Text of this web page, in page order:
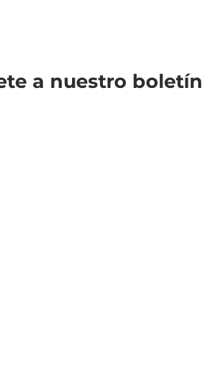
a nuestro boletín